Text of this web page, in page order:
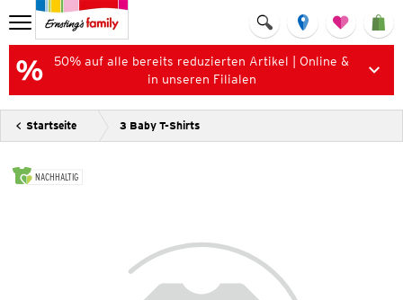
50% auf alle bereits reduzierten Artikel | Online &
in unseren Filialen
Startseite 3 Baby T-Shirts
NACHHALTIG